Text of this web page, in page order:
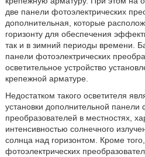
две панели фотоэлектрических
дополнительная, которые
горизонту для обеспечения
так и в зимний периоды времени.
панели фотоэлектрических
осветительное устройство
крепежной арматуре.
Недостатком такого осветителя
установки дополнительной панели
преобразователей в местностях,
интенсивностью солнечного
солнца над горизонтом. Кроме
фотоэлектрических